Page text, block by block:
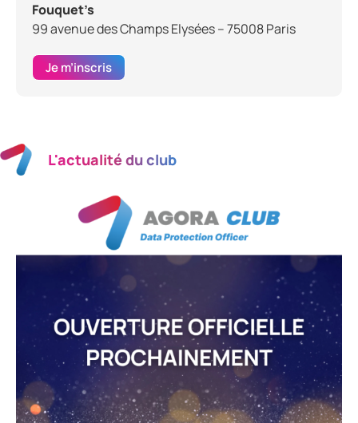
Fouquet’s
99 avenue des Champs Elysées – 75008 Paris
Je m’inscris
L'actualité du club